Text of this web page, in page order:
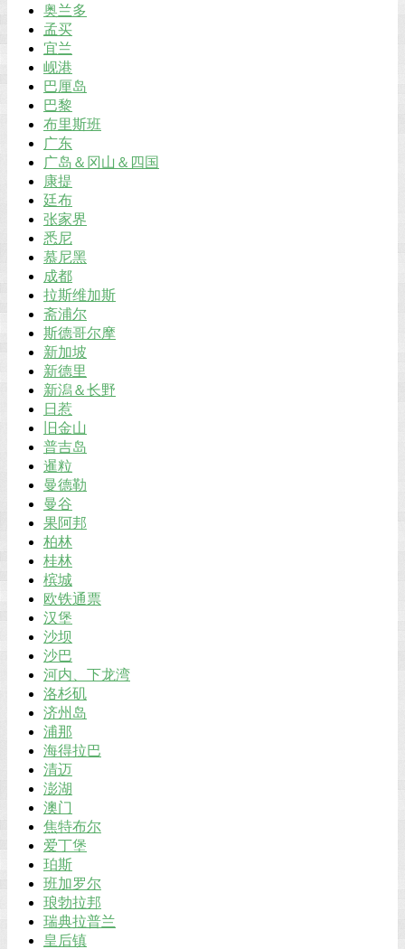
奥兰多
孟买
宜兰
岘港
巴厘岛
巴黎
布里斯班
广东
广岛＆冈山＆四国
康提
廷布
张家界
悉尼
慕尼黑
成都
拉斯维加斯
斋浦尔
斯德哥尔摩
新加坡
新德里
新潟＆长野
日惹
旧金山
普吉岛
暹粒
曼德勒
曼谷
果阿邦
柏林
桂林
槟城
欧铁通票
汉堡
沙坝
沙巴
河内、下龙湾
洛杉矶
济州岛
浦那
海得拉巴
清迈
澎湖
澳门
焦特布尔
爱丁堡
珀斯
班加罗尔
琅勃拉邦
瑞典拉普兰
皇后镇